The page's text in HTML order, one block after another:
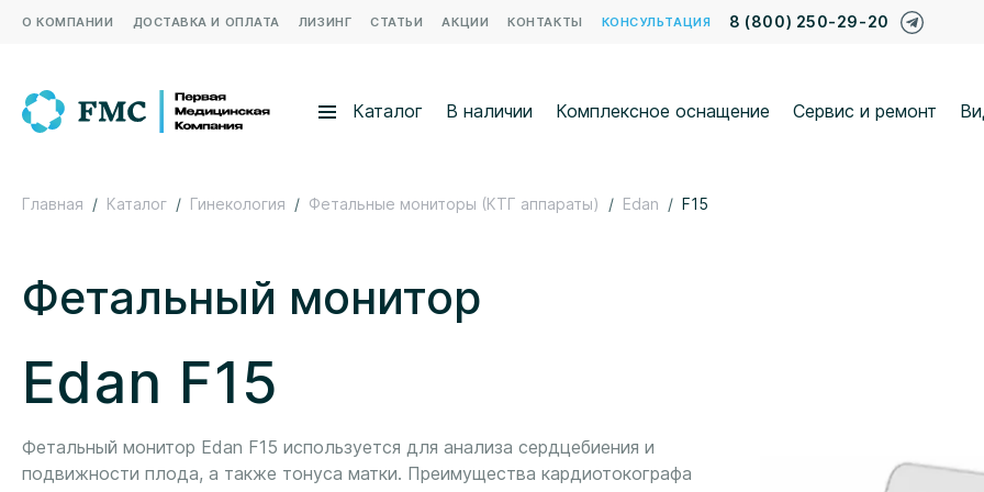
О КОМПАНИИ ДОСТАВКА И ОПЛАТА ЛИЗИНГ СТАТЬИ АКЦИИ КОНТАКТЫ КОНСУЛЬТАЦИЯ 8 (800) 250-29-20
Каталог В наличии Комплексное оснащение Сервис и ремонт
Главная Каталог Гинекология Фетальные мониторы (КТГ аппараты) Edan F15
Фетальный монитор
Edan F15
Фетальный монитор Edan F15 используется для анализа сердцебиения и
подвижности плода, а также тонуса матки. Преимущества кардиотокографа